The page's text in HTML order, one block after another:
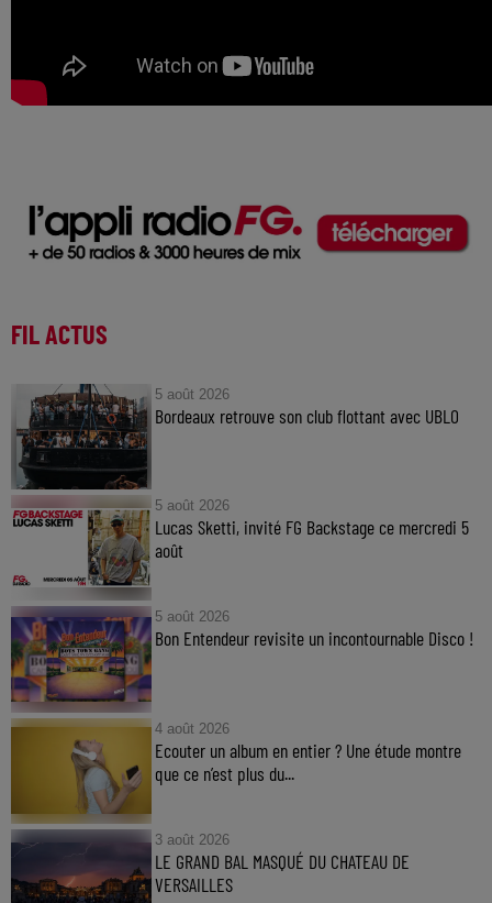
FIL ACTUS
5 août 2026
Bordeaux retrouve son club flottant avec UBLO
5 août 2026
Lucas Sketti, invité FG Backstage ce mercredi 5
août
5 août 2026
Bon Entendeur revisite un incontournable Disco !
4 août 2026
Ecouter un album en entier ? Une étude montre
que ce n’est plus du...
3 août 2026
LE GRAND BAL MASQUÉ DU CHATEAU DE
VERSAILLES